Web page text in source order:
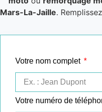
Mars-La-Jaille.
Votre nom complet
Votre numéro de